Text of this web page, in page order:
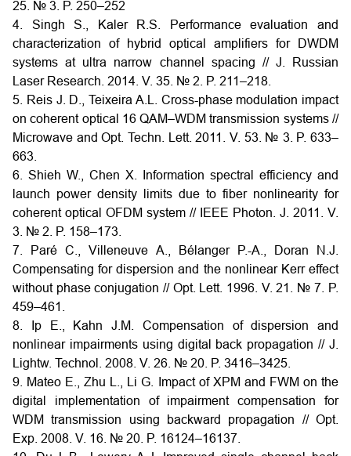
25. № 3. P. 250–252
4. Singh S., Kaler R.S. Performance evaluation and
characterization of hybrid optical amplifiers for DWDM
systems at ultra narrow channel spacing // J. Russian
Laser Research. 2014. V. 35. № 2. P. 211–218.
5. Reis J. D., Teixeira A.L. Cross-phase modulation impact
on coherent optical 16 QAM–WDM transmission systems //
Microwave and Opt. Techn. Lett. 2011. V. 53. № 3. P. 633–
663.
6. Shieh W., Chen X. Information spectral efficiency and
launch power density limits due to fiber nonlinearity for
coherent optical OFDM system // IEEE Photon. J. 2011. V.
3. № 2. P. 158–173.
7. Paré C., Villeneuve A., Bélanger P.-A., Doran N.J.
Compensating for dispersion and the nonlinear Kerr effect
without phase conjugation // Opt. Lett. 1996. V. 21. № 7. P.
459–461.
8. Ip E., Kahn J.M. Compensation of dispersion and
nonlinear impairments using digital back propagation // J.
Lightw. Technol. 2008. V. 26. № 20. P. 3416–3425.
9. Mateo E., Zhu L., Li G. Impact of XPM and FWM on the
digital implementation of impairment compensation for
WDM transmission using backward propagation // Opt.
Exp. 2008. V. 16. № 20. P. 16124–16137.